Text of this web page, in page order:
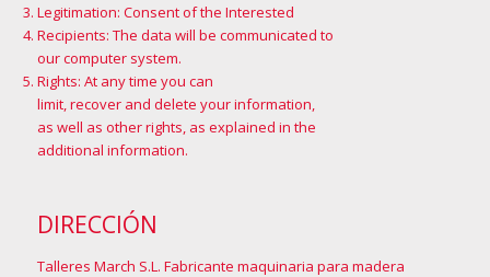
Legitimation: Consent of the Interested
Recipients: The data will be communicated to
our computer system.
Rights: At any time you can
limit, recover and delete your information,
as well as other rights, as explained in the
additional information.
DIRECCIÓN
Talleres March S.L. Fabricante maquinaria para madera